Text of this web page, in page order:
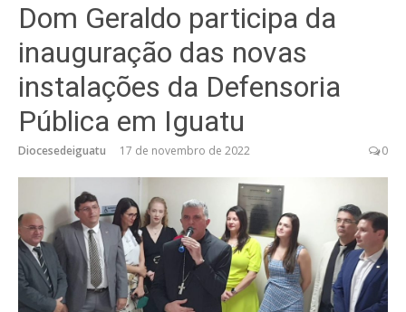
Dom Geraldo participa da
inauguração das novas
instalações da Defensoria
Pública em Iguatu
Diocesedeiguatu 17 de novembro de 2022 0